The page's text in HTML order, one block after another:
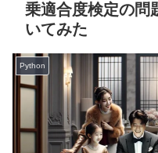
乗適合度検定の
いてみた
Python